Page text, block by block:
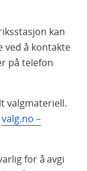
kan
ved å kontakte
på telefon
valgmateriell.
valg.no –
for å avgi